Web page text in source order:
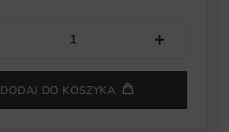
+
DODAJ DO KOSZYKA